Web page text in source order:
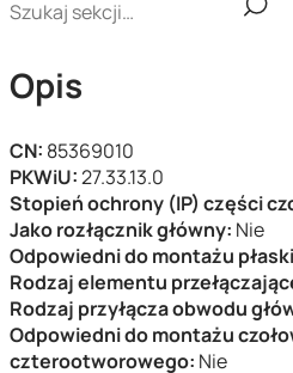
Opis
CN: 85369010
PKWiU:27.33.13.0
Stopień ochrony (IP) części
Jako rozłącznik główny: Nie
Odpowiedni do montażu
Rodzaj elementu
Rodzaj przyłącza obwodu
Odpowiedni do montażu
czterootworowego: Nie